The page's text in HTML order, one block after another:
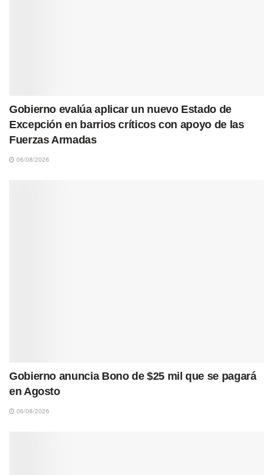
Gobierno evalúa aplicar un nuevo Estado de
Excepción en barrios críticos con apoyo de las
Fuerzas Armadas
06/08/2026
Gobierno anuncia Bono de $25 mil que se pagará
en Agosto
06/08/2026